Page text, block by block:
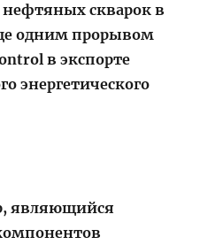
скварок в
одним прорывом
в экспорте
энергетического
являющийся